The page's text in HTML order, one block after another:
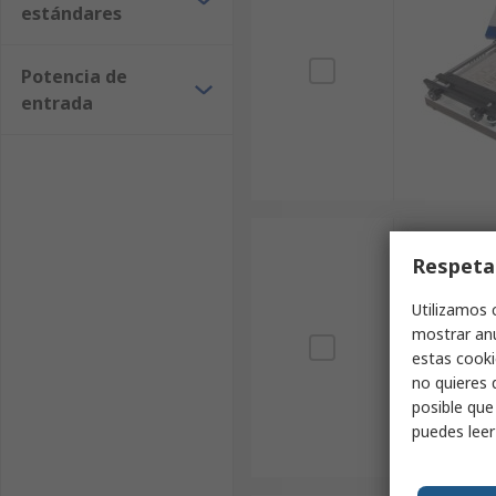
estándares
Potencia de
entrada
Utilizamos
mostrar
estas
no quieres
posible
puedes